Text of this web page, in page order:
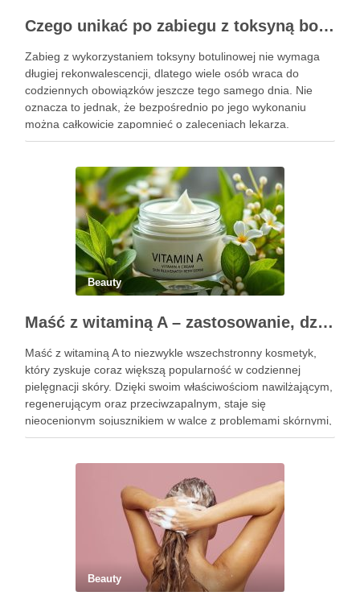
Czego unikać po zabiegu z toksyną botulinową?
Zabieg z wykorzystaniem toksyny botulinowej nie wymaga
długiej rekonwalescencji, dlatego wiele osób wraca do
codziennych obowiązków jeszcze tego samego dnia. Nie
oznacza to jednak, że bezpośrednio po jego wykonaniu
można całkowicie zapomnieć o zaleceniach lekarza.
Pierwsze godziny i dni po zabiegu mają znaczenie dla
Beauty
Maść z witaminą A – zastosowanie, działanie i bezpieczeństwo stosowania
Maść z witaminą A to niezwykle wszechstronny kosmetyk,
który zyskuje coraz większą popularność w codziennej
pielęgnacji skóry. Dzięki swoim właściwościom nawilżającym,
regenerującym oraz przeciwzapalnym, staje się
nieocenionym sojusznikiem w walce z problemami skórnymi,
takimi jak zmarszczki, trądzik czy podrażnienia. Jej działanie
Beauty